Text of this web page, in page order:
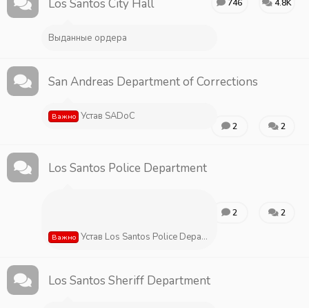
Los Santos City Hall 746 4.8K
Выданные ордера
San Andreas Department of Corrections
2 2
Важно Устав SADoC
Los Santos Police Department
2 2
Важно Устав Los Santos Police Departament
Los Santos Sheriff Department